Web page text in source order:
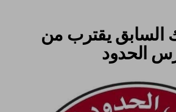
السابق يقترب من
الحدود